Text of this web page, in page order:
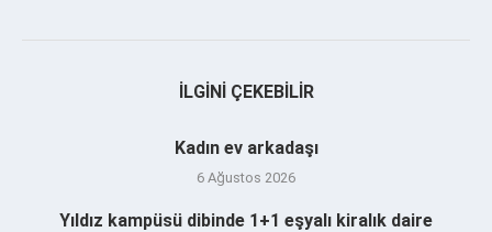
İLGINI ÇEKEBILIR
Kadın ev arkadaşı
6 Ağustos 2026
Yıldız kampüsü dibinde 1+1 eşyalı kiralık daire